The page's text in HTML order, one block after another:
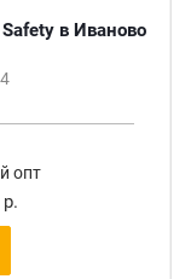
в Иваново
опт